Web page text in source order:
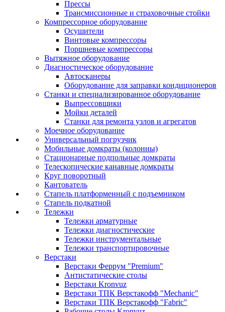
Прессы
Трансмиссионные и страховочные стойки
Компрессорное оборудование
Осушители
Винтовые компрессоры
Поршневые компрессоры
Вытяжное оборудование
Диагностическое оборудование
Автосканеры
Оборудование для заправки кондиционеров
Станки и специализированное оборудование
Выпрессовщики
Мойки деталей
Станки для ремонта узлов и агрегатов
Моечное оборудование
Универсальный погрузчик
Мобильные домкраты (колонны)
Стационарные подпольные домкраты
Телескопические канавные домкраты
Круг поворотный
Кантователь
Стапель платформенный с подъемником
Стапель подкатной
Тележки
Тележки арматурные
Тележки диагностические
Тележки инструментальные
Тележки транспортировочные
Верстаки
Верстаки Феррум "Premium"
Антистатические столы
Верстаки Kronvuz
Верстаки ТПК Верстакофф "Mechanic"
Верстаки ТПК Верстакофф "Fabric"